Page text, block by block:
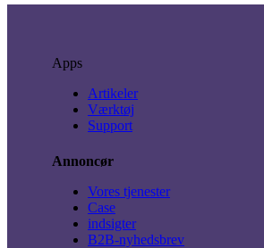
Apps
Artikeler
Værktøj
Support
Annoncør
Vores tjenester
Case
indsigter
B2B-nyhedsbrev